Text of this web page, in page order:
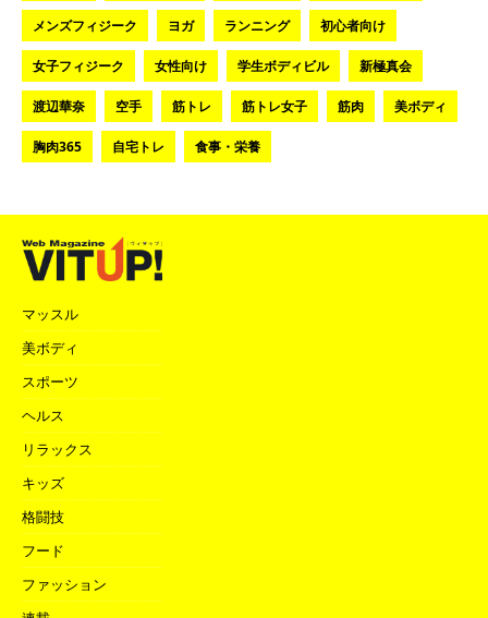
メンズフィジーク ヨガ ランニング 初心者向け
女子フィジーク 女性向け 学生ボディビル 新極真会
渡辺華奈 空手 筋トレ 筋トレ女子 筋肉 美ボディ
胸肉365 自宅トレ 食事・栄養
マッスル
美ボディ
スポーツ
ヘルス
リラックス
キッズ
格闘技
フード
ファッション